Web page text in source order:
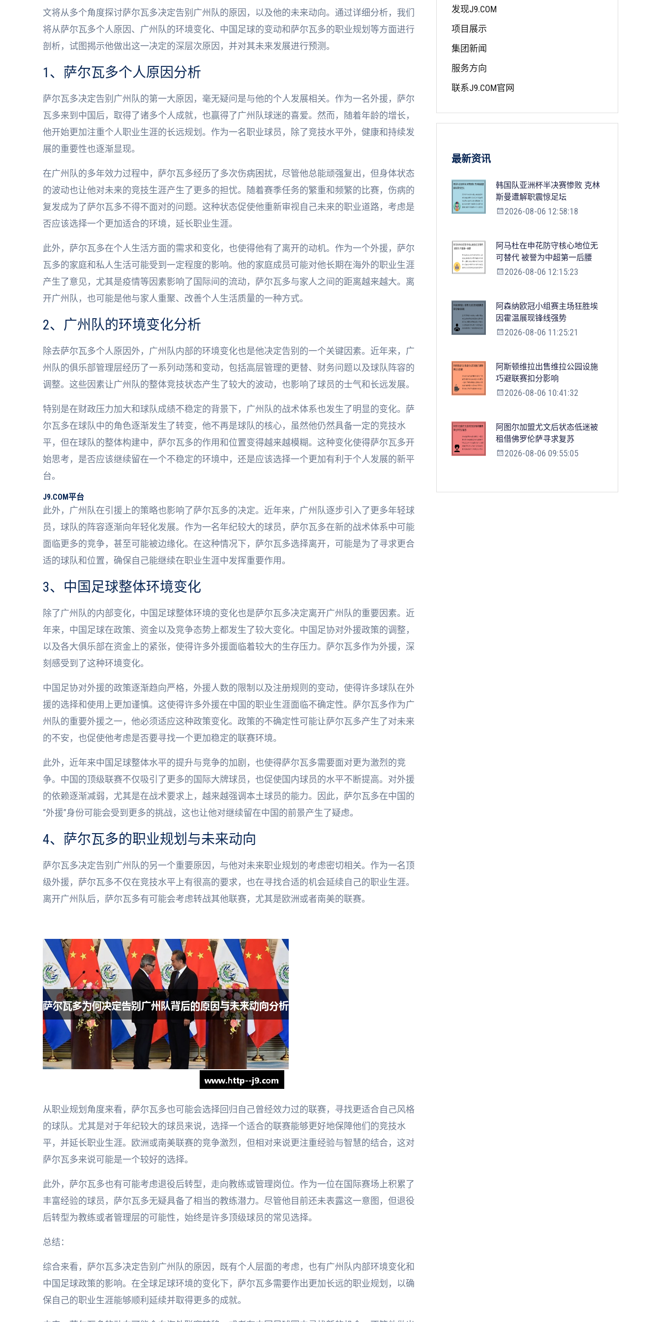
文将从多个角度探讨萨尔瓦多决定告别广州队的原因，以及他的未来动向。通过详细分析，我们
将从萨尔瓦多个人原因、广州队的环境变化、中国足球的变动和萨尔瓦多的职业规划等方面进行
剖析，试图揭示他做出这一决定的深层次原因，并对其未来发展进行预测。
1、萨尔瓦多个人原因分析
萨尔瓦多决定告别广州队的第一大原因，毫无疑问是与他的个人发展相关。作为一名外援，萨尔
瓦多来到中国后，取得了诸多个人成就，也赢得了广州队球迷的喜爱。然而，随着年龄的增长，
他开始更加注重个人职业生涯的长远规划。作为一名职业球员，除了竞技水平外，健康和持续发
展的重要性也逐渐显现。
在广州队的多年效力过程中，萨尔瓦多经历了多次伤病困扰，尽管他总能顽强复出，但身体状态
的波动也让他对未来的竞技生涯产生了更多的担忧。随着赛季任务的繁重和频繁的比赛，伤病的
复发成为了萨尔瓦多不得不面对的问题。这种状态促使他重新审视自己未来的职业道路，考虑是
否应该选择一个更加适合的环境，延长职业生涯。
此外，萨尔瓦多在个人生活方面的需求和变化，也使得他有了离开的动机。作为一个外援，萨尔
瓦多的家庭和私人生活可能受到一定程度的影响。他的家庭成员可能对他长期在海外的职业生涯
产生了意见，尤其是疫情等因素影响了国际间的流动，萨尔瓦多与家人之间的距离越来越大。离
开广州队，也可能是他与家人重聚、改善个人生活质量的一种方式。
2、广州队的环境变化分析
除去萨尔瓦多个人原因外，广州队内部的环境变化也是他决定告别的一个关键因素。近年来，广
州队的俱乐部管理层经历了一系列动荡和变动，包括高层管理的更替、财务问题以及球队阵容的
调整。这些因素让广州队的整体竞技状态产生了较大的波动，也影响了球员的士气和长远发展。
特别是在财政压力加大和球队成绩不稳定的背景下，广州队的战术体系也发生了明显的变化。萨
尔瓦多在球队中的角色逐渐发生了转变，他不再是球队的核心，虽然他仍然具备一定的竞技水
平，但在球队的整体构建中，萨尔瓦多的作用和位置变得越来越模糊。这种变化使得萨尔瓦多开
始思考，是否应该继续留在一个不稳定的环境中，还是应该选择一个更加有利于个人发展的新平
台。
J9.COM平台
此外，广州队在引援上的策略也影响了萨尔瓦多的决定。近年来，广州队逐步引入了更多年轻球
员，球队的阵容逐渐向年轻化发展。作为一名年纪较大的球员，萨尔瓦多在新的战术体系中可能
面临更多的竞争，甚至可能被边缘化。在这种情况下，萨尔瓦多选择离开，可能是为了寻求更合
适的球队和位置，确保自己能继续在职业生涯中发挥重要作用。
3、中国足球整体环境变化
除了广州队的内部变化，中国足球整体环境的变化也是萨尔瓦多决定离开广州队的重要因素。近
年来，中国足球在政策、资金以及竞争态势上都发生了较大变化。中国足协对外援政策的调整，
以及各大俱乐部在资金上的紧张，使得许多外援面临着较大的生存压力。萨尔瓦多作为外援，深
刻感受到了这种环境变化。
中国足协对外援的政策逐渐趋向严格，外援人数的限制以及注册规则的变动，使得许多球队在外
援的选择和使用上更加谨慎。这使得许多外援在中国的职业生涯面临不确定性。萨尔瓦多作为广
州队的重要外援之一，他必须适应这种政策变化。政策的不确定性可能让萨尔瓦多产生了对未来
的不安，也促使他考虑是否要寻找一个更加稳定的联赛环境。
此外，近年来中国足球整体水平的提升与竞争的加剧，也使得萨尔瓦多需要面对更为激烈的竞
争。中国的顶级联赛不仅吸引了更多的国际大牌球员，也促使国内球员的水平不断提高。对外援
的依赖逐渐减弱，尤其是在战术要求上，越来越强调本土球员的能力。因此，萨尔瓦多在中国的
“外援”身份可能会受到更多的挑战，这也让他对继续留在中国的前景产生了疑虑。
4、萨尔瓦多的职业规划与未来动向
萨尔瓦多决定告别广州队的另一个重要原因，与他对未来职业规划的考虑密切相关。作为一名顶
级外援，萨尔瓦多不仅在竞技水平上有很高的要求，也在寻找合适的机会延续自己的职业生涯。
离开广州队后，萨尔瓦多有可能会考虑转战其他联赛，尤其是欧洲或者南美的联赛。
从职业规划角度来看，萨尔瓦多也可能会选择回归自己曾经效力过的联赛，寻找更适合自己风格
的球队。尤其是对于年纪较大的球员来说，选择一个适合的联赛能够更好地保障他们的竞技水
平，并延长职业生涯。欧洲或南美联赛的竞争激烈，但相对来说更注重经验与智慧的结合，这对
萨尔瓦多来说可能是一个较好的选择。
此外，萨尔瓦多也有可能考虑退役后转型，走向教练或管理岗位。作为一位在国际赛场上积累了
丰富经验的球员，萨尔瓦多无疑具备了相当的教练潜力。尽管他目前还未表露这一意图，但退役
后转型为教练或者管理层的可能性，始终是许多顶级球员的常见选择。
总结：
综合来看，萨尔瓦多决定告别广州队的原因，既有个人层面的考虑，也有广州队内部环境变化和
中国足球政策的影响。在全球足球环境的变化下，萨尔瓦多需要作出更加长远的职业规划，以确
保自己的职业生涯能够顺利延续并取得更多的成就。
发现J9.COM
项目展示
集团新闻
服务方向
联系J9.COM官网
最新资讯
韩国队亚洲杯半决赛惨败 克林
斯曼遭解职震惊足坛
2026-08-06 12:58:18
阿马杜在申花防守核心地位无
可替代 被誉为中超第一后腰
2026-08-06 12:15:23
阿森纳欧冠小组赛主场狂胜埃
因霍温展现锋线强势
2026-08-06 11:25:21
阿斯顿维拉出售维拉公园设施
巧避联赛扣分影响
2026-08-06 10:41:32
阿图尔加盟尤文后状态低迷被
租借佛罗伦萨寻求复苏
2026-08-06 09:55:05